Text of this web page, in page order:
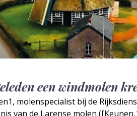
een windmolen
molenspecialist bij de
van de Larense molen